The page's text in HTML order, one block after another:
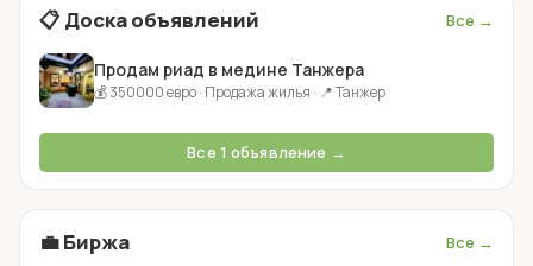
📋 Доска объявлений Все →
Продам риад в медине Танжера
💰 350000 евро · Продажа жилья · 📍 Танжер
Все 1 объявление →
💼 Биржа Все →